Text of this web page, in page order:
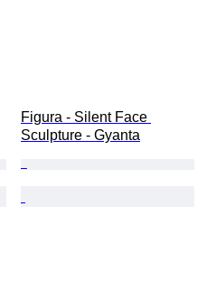
Figura - Silent Face
Sculpture - Gyanta